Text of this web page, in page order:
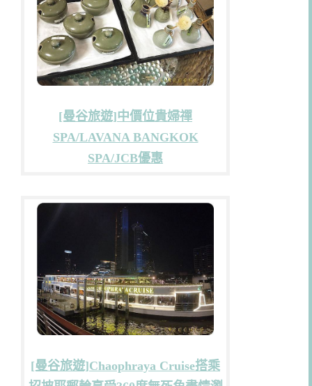
[曼谷旅遊]中價位貴婦禪
SPA/LAVANA BANGKOK
SPA/JCB優惠
[曼谷旅遊]Chaophraya Cruise搭乘